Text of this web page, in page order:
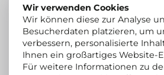
Wir verwenden Cookies
Wir können diese zur Analyse
Besucherdaten platzieren, um
verbessern, personalisierte
Ihnen ein großartiges Website-
Für weitere Informationen zu